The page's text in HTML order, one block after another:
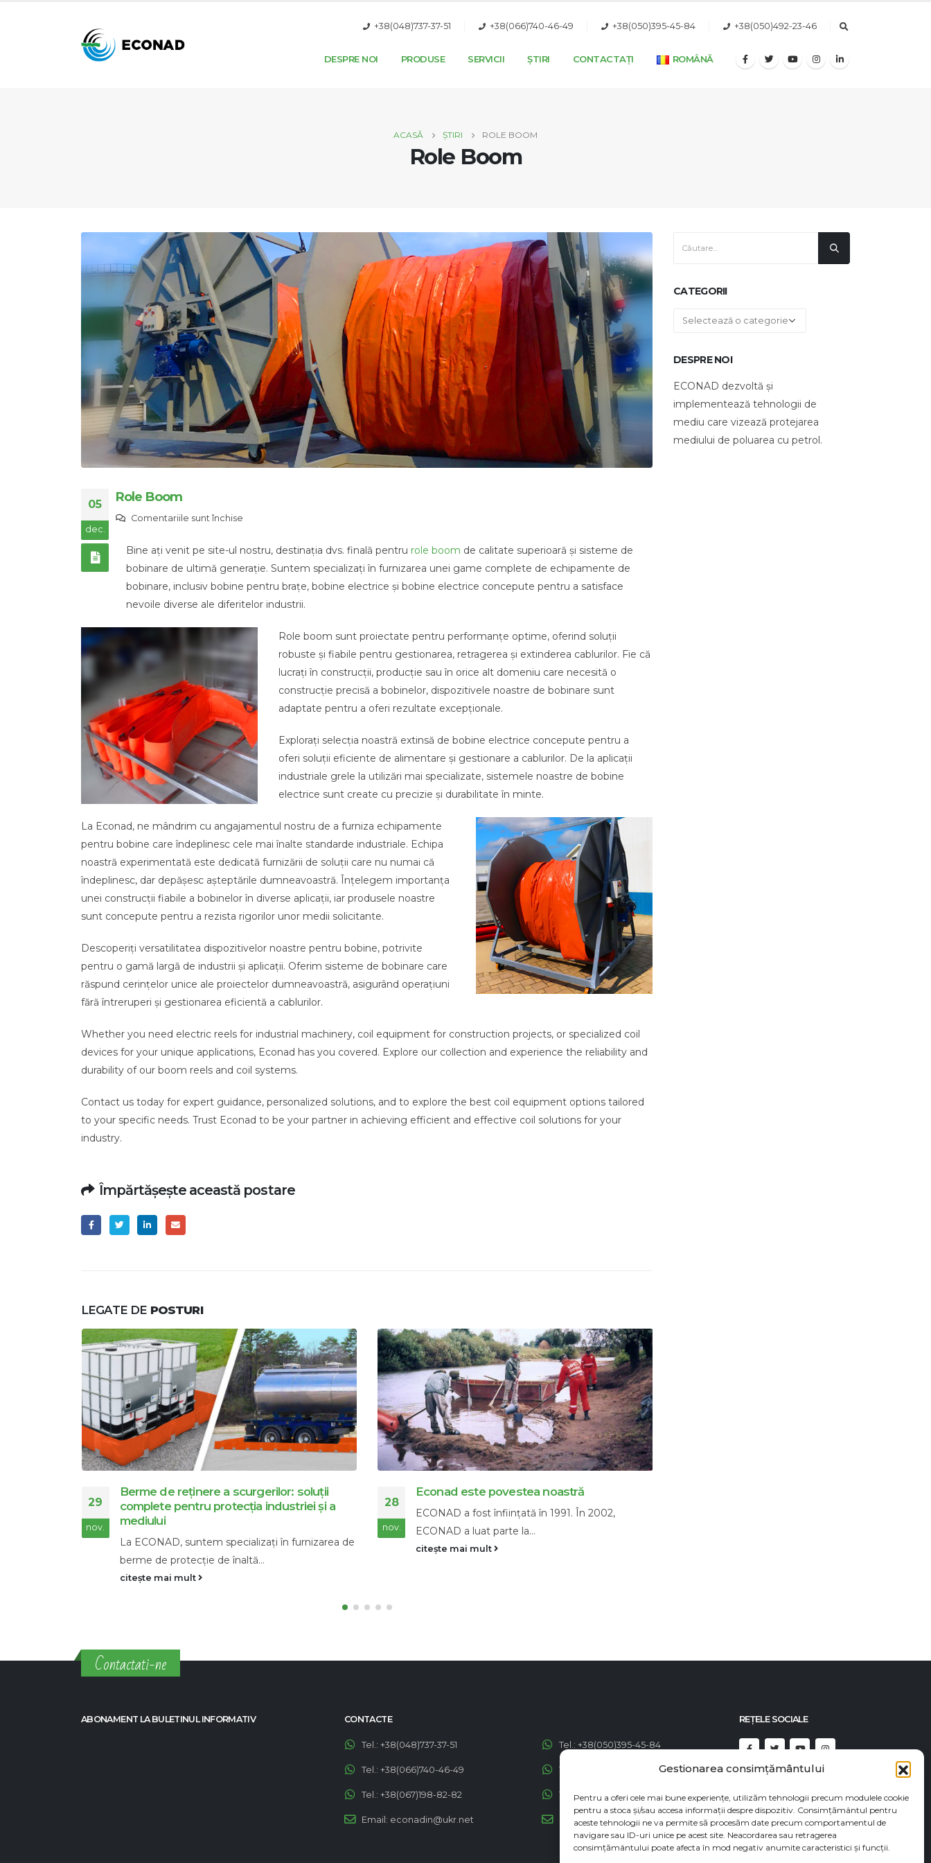
Gestionarea consimțământului
Pentru a oferi cele mai bune experiențe, utilizăm tehnologii precum modulele cookie
pentru a stoca și/sau accesa informații despre dispozitiv. Consimțământul pentru
aceste tehnologii ne va permite să procesăm date precum comportamentul de
navigare sau ID-uri unice pe acest site. Neacordarea sau retragerea
consimțământului poate afecta în mod negativ anumite caracteristici și funcții.
+38(048)737-37-51 +38(066)740-46-49 +38(050)395-45-84 +38(050)492-23-46
DESPRE NOI PRODUSE SERVICII ȘTIRI CONTACTAȚI ROMÂNĂ
ACASĂ ȘTIRI ROLE BOOM
Role Boom
05
dec.
Role Boom
Comentariile sunt închisepentru
Boom
Bine ați venit pe site-ul nostru, destinația dvs. finală pentru role boom de calitate superioară și sisteme de
bobinare de ultimă generație. Suntem specializați în furnizarea unei game complete de echipamente de
bobinare, inclusiv bobine pentru brațe, bobine electrice și bobine electrice concepute pentru a satisface
nevoile diverse ale diferitelor industrii.
Role boom sunt proiectate pentru performanțe optime, oferind soluții
robuste și fiabile pentru gestionarea, retragerea și extinderea cablurilor. Fie că
lucrați în construcții, producție sau în orice alt domeniu care necesită o
construcție precisă a bobinelor, dispozitivele noastre de bobinare sunt
adaptate pentru a oferi rezultate excepționale.
Explorați selecția noastră extinsă de bobine electrice concepute pentru a
oferi soluții eficiente de alimentare și gestionare a cablurilor. De la aplicații
industriale grele la utilizări mai specializate, sistemele noastre de bobine
electrice sunt create cu precizie și durabilitate în minte.
La Econad, ne mândrim cu angajamentul nostru de a furniza echipamente
pentru bobine care îndeplinesc cele mai înalte standarde industriale. Echipa
noastră experimentată este dedicată furnizării de soluții care nu numai că
îndeplinesc, dar depășesc așteptările dumneavoastră. Înțelegem importanța
unei construcții fiabile a bobinelor în diverse aplicații, iar produsele noastre
sunt concepute pentru a rezista rigorilor unor medii solicitante.
Descoperiți versatilitatea dispozitivelor noastre pentru bobine, potrivite
pentru o gamă largă de industrii și aplicații. Oferim sisteme de bobinare care
răspund cerințelor unice ale proiectelor dumneavoastră, asigurând operațiuni
fără întreruperi și gestionarea eficientă a cablurilor.
Whether you need electric reels for industrial machinery, coil equipment for construction projects, or specialized coil
devices for your unique applications, Econad has you covered. Explore our collection and experience the reliability and
durability of our boom reels and coil systems.
Contact us today for expert guidance, personalized solutions, and to explore the best coil equipment options tailored
to your specific needs. Trust Econad to be your partner in achieving efficient and effective coil solutions for your
industry.
Împărtășește această postare
LEGATE DE POSTURI
28
nov.
Econad este povestea noastră
ECONAD a fost înființată în 1991. În 2002,
citește mai mult
21
nov.
Atunci de ce se numește petrolul aur
negru?
Petrolul are cu siguranță asemănări cu metalul
prețios, chiar dacă petrolul este...
CATEGORII
Categorii
DESPRE NOI
ECONAD dezvoltă și
implementează tehnologii de
mediu care vizează protejarea
mediului de poluarea cu petrol.
Contactati-ne
Tel.:
contact@econadin.com